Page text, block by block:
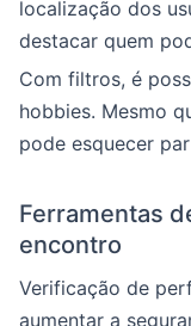
localização dos
destacar quem
Com filtros, é
hobbies. Mesmo
pode esquecer
Ferramentas
encontro
Verificação de
aumentar a